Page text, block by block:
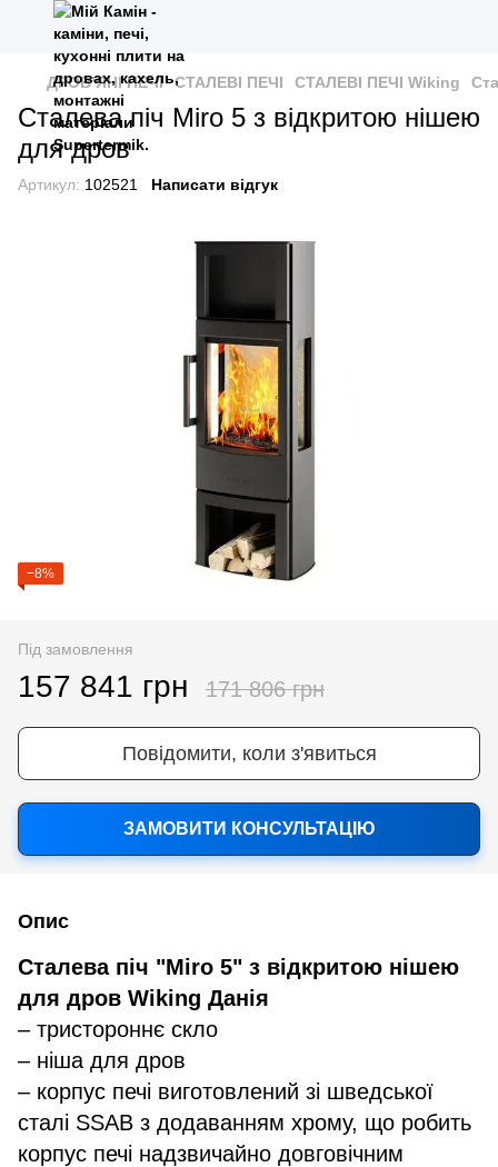
ДРОВ’ЯНІ ПЕЧІ СТАЛЕВІ ПЕЧІ СТАЛЕВІ ПЕЧІ Wiking
Сталева піч Miro 5 з відкритою нішею
для дров
Артикул: 102521 Написати відгук
−8%
Під замовлення
157 841 грн 171 806 грн
Повідомити, коли з'явиться
ЗАМОВИТИ КОНСУЛЬТАЦІЮ
Опис
Сталева піч "Miro 5" з відкритою нішею
для дров Wiking Данія
– тристороннє скло
– ніша для дров
– корпус печі виготовлений зі шведської
сталі SSAB з додаванням хрому, що робить
корпус печі надзвичайно довговічним